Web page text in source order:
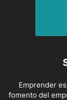
Emprender
fomento del